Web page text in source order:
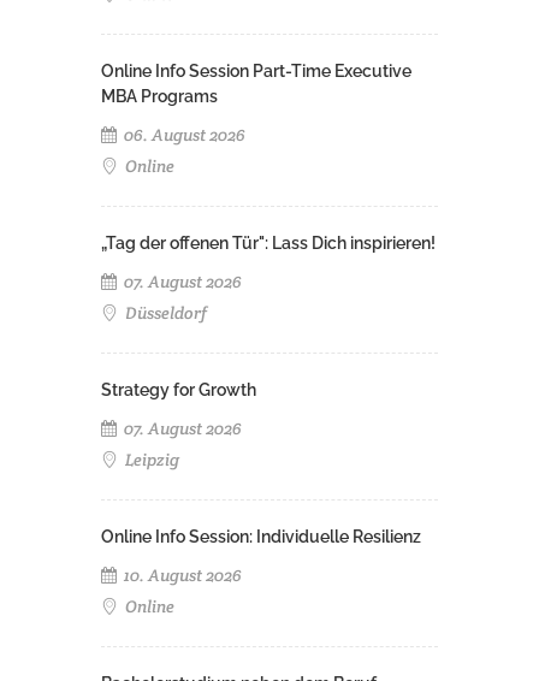
Online Info Session Part-Time Executive
MBA Programs
06. August 2026
Online
„Tag der offenen Tür": Lass Dich inspirieren!
07. August 2026
Düsseldorf
Strategy for Growth
07. August 2026
Leipzig
Online Info Session: Individuelle Resilienz
10. August 2026
Online